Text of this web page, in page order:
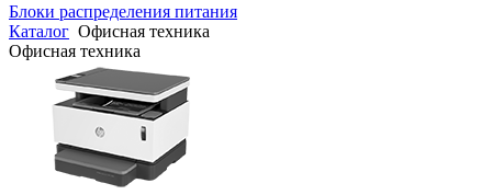
Блоки распределения питания
Каталог Офисная техника
Офисная техника